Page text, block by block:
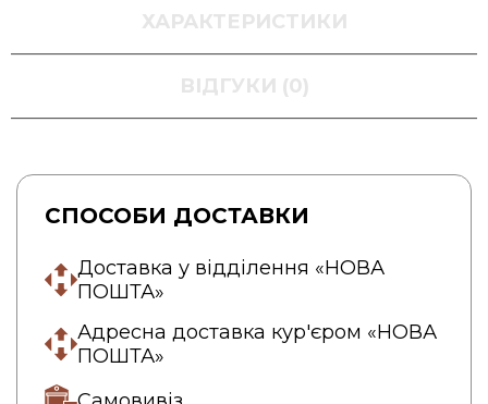
ХАРАКТЕРИСТИКИ
ВІДГУКИ (0)
СПОСОБИ ДОСТАВКИ
Доставка у відділення «НОВА
ПОШТА»
Адресна доставка кур'єром «НОВА
ПОШТА»